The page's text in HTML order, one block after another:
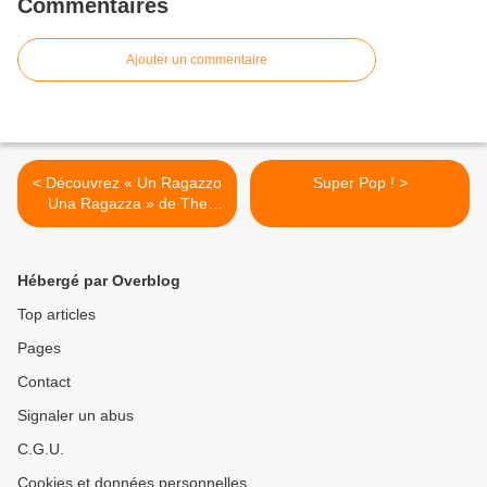
Commentaires
Ajouter un commentaire
< Découvrez « Un Ragazzo
Una Ragazza » de The
Kolors !
Super Pop ! >
Hébergé par Overblog
Top articles
Pages
Contact
Signaler un abus
C.G.U.
Cookies et données personnelles